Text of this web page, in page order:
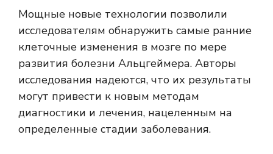
Мощные новые технологии позволили
исследователям обнаружить самые ранние
клеточные изменения в мозге по мере
развития болезни Альцгеймера. Авторы
исследования надеются, что их результаты
могут привести к новым методам
диагностики и лечения, нацеленным на
определенные стадии заболевания.